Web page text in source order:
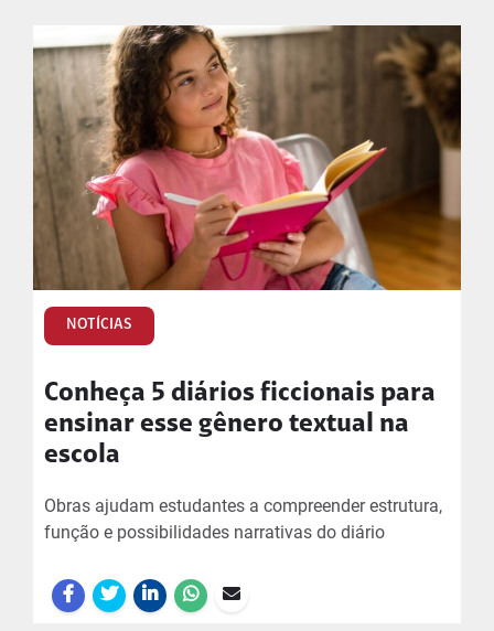
NOTÍCIAS
Conheça 5 diários ficcionais para
ensinar esse gênero textual na
escola
Obras ajudam estudantes a compreender estrutura,
função e possibilidades narrativas do diário